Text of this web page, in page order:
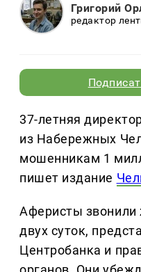
Григорий
редактор
37-летняя
из Набережных
мошенникам 1
пишет издание
Аферисты звонили
двух суток,
Центробанка и